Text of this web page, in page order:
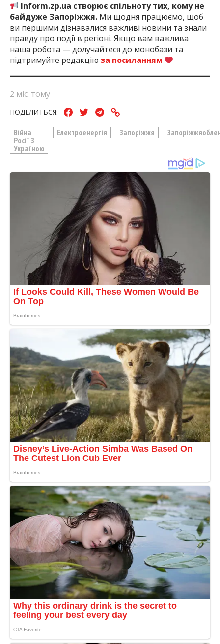
Inform.zp.ua створює спільноту тих, кому не
байдуже Запоріжжя. Ми щодня працюємо, щоб
ви першими дізнавалися важливі новини та знали
правду про події в регіоні. Якщо вам важлива
наша робота — долучайтеся до монобази та
підтримуйте редакцію за посиланням
2 міс. тому
ПОДЕЛИТЬСЯ:
Війна
Росії З
Україною
Електроенергія Запоріжжя